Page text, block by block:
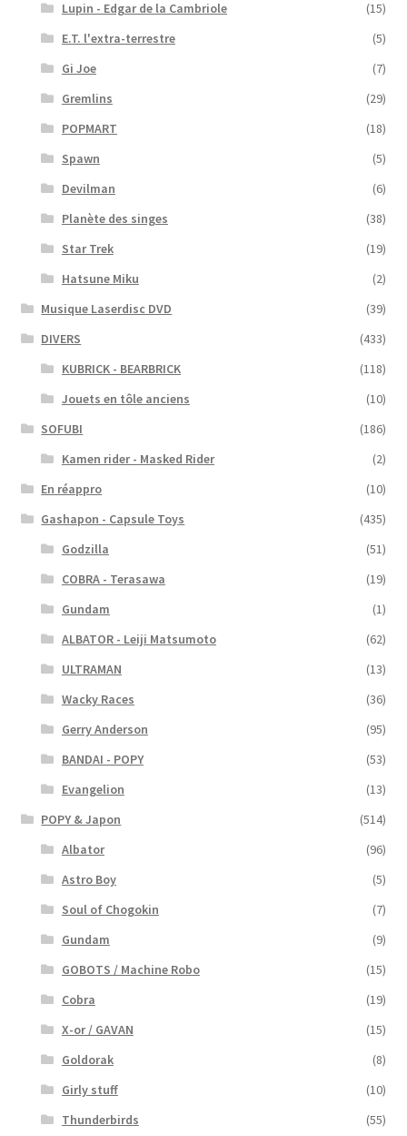
Lupin - Edgar de la Cambriole
(15)
E.T. l'extra-terrestre
(5)
Gi Joe
(7)
Gremlins
(29)
POPMART
(18)
Spawn
(5)
Devilman
(6)
Planète des singes
(38)
Star Trek
(19)
Hatsune Miku
(2)
Musique Laserdisc DVD
(39)
DIVERS
(433)
KUBRICK - BEARBRICK
(118)
Jouets en tôle anciens
(10)
SOFUBI
(186)
Kamen rider - Masked Rider
(2)
En réappro
(10)
Gashapon - Capsule Toys
(435)
Godzilla
(51)
COBRA - Terasawa
(19)
Gundam
(1)
ALBATOR - Leiji Matsumoto
(62)
ULTRAMAN
(13)
Wacky Races
(36)
Gerry Anderson
(95)
BANDAI - POPY
(53)
Evangelion
(13)
POPY & Japon
(514)
Albator
(96)
Astro Boy
(5)
Soul of Chogokin
(7)
Gundam
(9)
GOBOTS / Machine Robo
(15)
Cobra
(19)
X-or / GAVAN
(15)
Goldorak
(8)
Girly stuff
(10)
Thunderbirds
(55)